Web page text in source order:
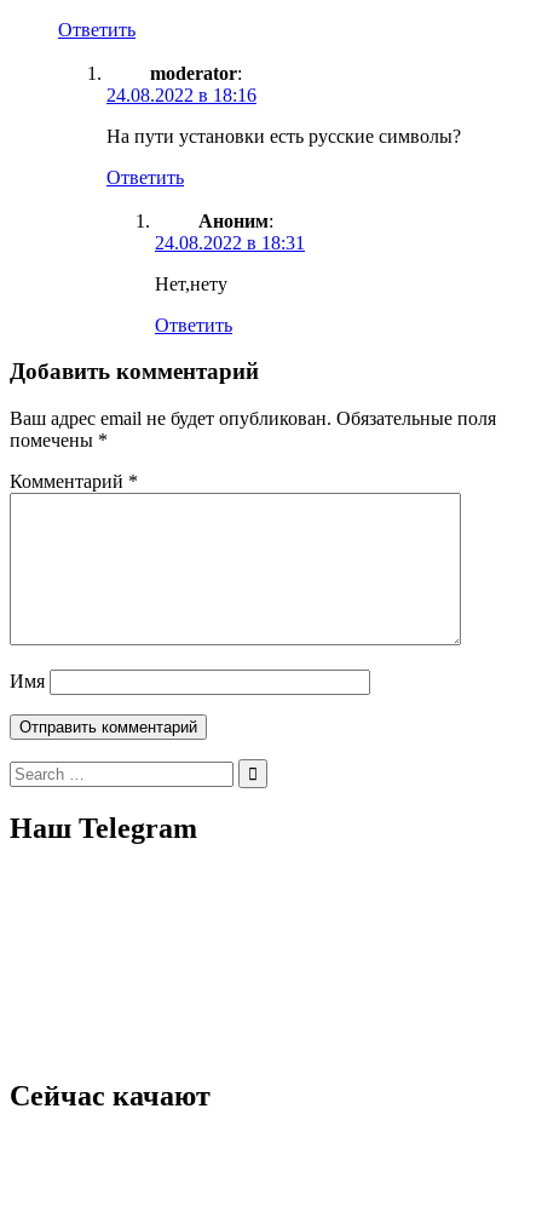
Ответить
moderator:
24.08.2022 в 18:16
На пути установки есть русские символы?
Ответить
Аноним:
24.08.2022 в 18:31
Нет,нету
Ответить
Добавить комментарий
Ваш адрес email не будет опубликован. Обязательные поля
помечены *
Комментарий *
Имя
Search
for:
Наш Telegram
Сейчас качают